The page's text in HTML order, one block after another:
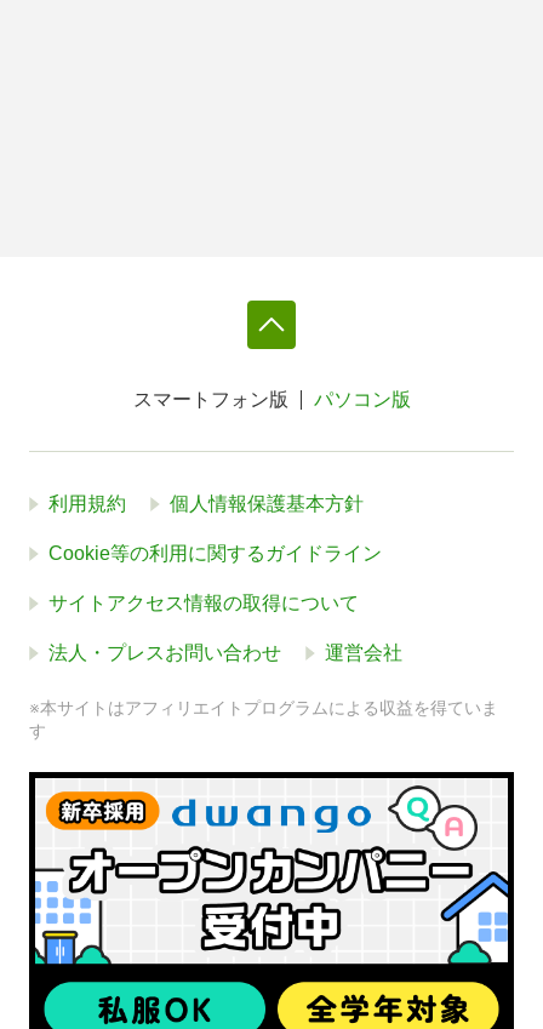
スマートフォン版 パソコン版
利用規約 個人情報保護基本方針
Cookie等の利用に関するガイドライン
サイトアクセス情報の取得について
法人・プレスお問い合わせ 運営会社
※本サイトはアフィリエイトプログラムによる収益を得ていま
す